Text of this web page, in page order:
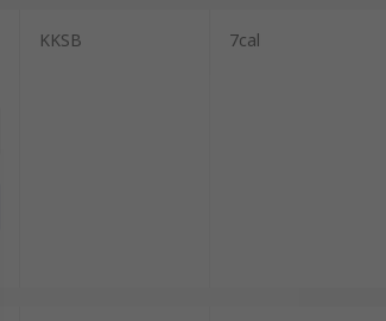
KKSB 7cal